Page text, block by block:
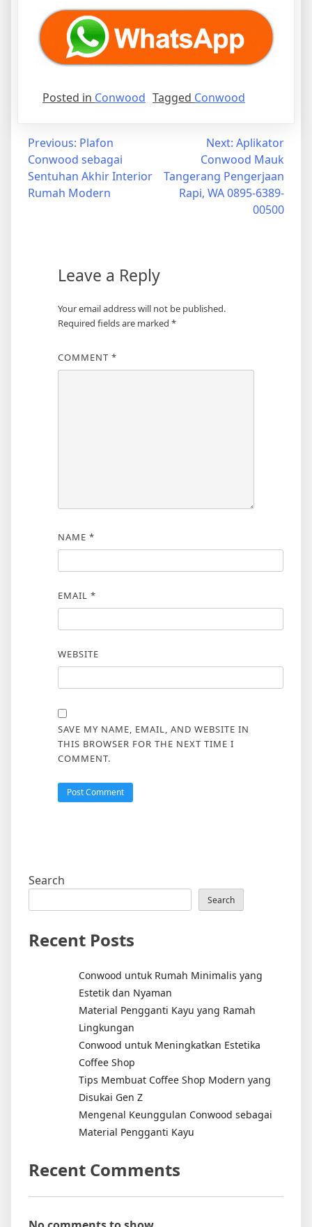
Posted in Conwood Tagged Conwood
Post
navigation
Previous: Plafon
Conwood sebagai
Sentuhan Akhir Interior
Rumah Modern
Next: Aplikator
Conwood Mauk
Tangerang Pengerjaan
Rapi, WA 0895-6389-
00500
Leave a Reply
Your email address will not be published.
Required fields are marked *
COMMENT *
NAME *
EMAIL *
WEBSITE
SAVE MY NAME, EMAIL, AND WEBSITE IN
THIS BROWSER FOR THE NEXT TIME I
COMMENT.
Search
Search
Recent Posts
Conwood untuk Rumah Minimalis yang
Estetik dan Nyaman
Material Pengganti Kayu yang Ramah
Lingkungan
Conwood untuk Meningkatkan Estetika
Coffee Shop
Tips Membuat Coffee Shop Modern yang
Disukai Gen Z
Mengenal Keunggulan Conwood sebagai
Material Pengganti Kayu
Recent Comments